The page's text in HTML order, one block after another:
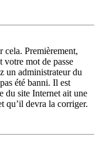
cela. Premièrement,
votre mot de passe
un administrateur du
été banni. Il est
du site Internet ait une
qu’il devra la corriger.